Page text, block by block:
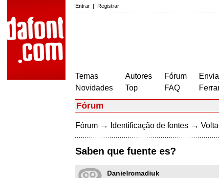
Entrar | Registrar
Temas
Novidades
Autores
Top
Fórum
FAQ
Fórum
Fórum → Identificação de fontes →
Saben que fuente es?
Danielromadiuk